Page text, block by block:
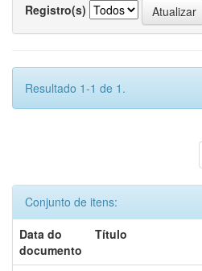
Registro(s)
Resultado 1-1 de 1.
Conjunto de itens:
Data do
documento
Título